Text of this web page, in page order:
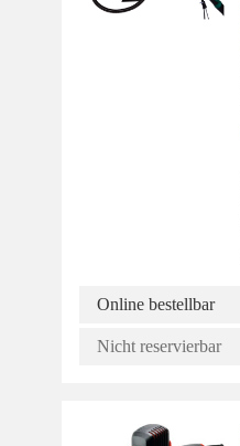
Online bestellbar
Nicht reservierbar